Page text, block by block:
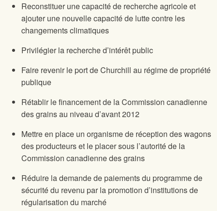
Reconstituer une capacité de recherche agricole et
ajouter une nouvelle capacité de lutte contre les
changements climatiques
Privilégier la recherche d’intérêt public
Faire revenir le port de Churchill au régime de propriété
publique
Rétablir le financement de la Commission canadienne
des grains au niveau d’avant 2012
Mettre en place un organisme de réception des wagons
des producteurs et le placer sous l’autorité de la
Commission canadienne des grains
Réduire la demande de paiements du programme de
sécurité du revenu par la promotion d’institutions de
régularisation du marché